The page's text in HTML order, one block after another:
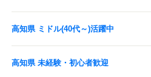
高知県 ミドル(40代～)活躍中
高知県 未経験・初心者歓迎